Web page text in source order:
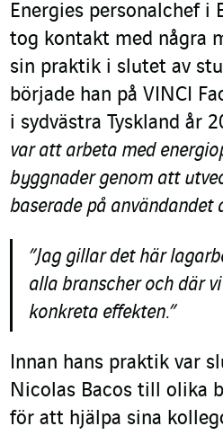
Energies personalchef i
tog kontakt med några
sin praktik i slutet av
började han på VINCI
i sydvästra Tyskland år
var att arbeta med
byggnader genom att
baserade på användandet
”Jag gillar det här
alla branscher och där
konkreta effekten.”
Innan hans praktik var
Nicolas Bacos till olika
för att hjälpa sina